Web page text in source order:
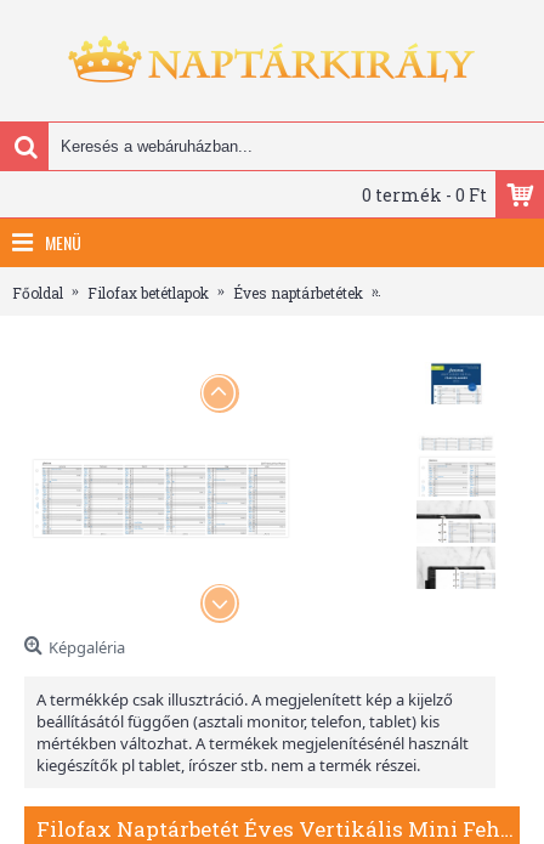
0 termék - 0 Ft
MENÜ
Főoldal Filofax betétlapok Éves naptárbetétek
Képgaléria
A termékkép csak illusztráció. A megjelenített kép a kijelző
beállításától függően (asztali monitor, telefon, tablet) kis
mértékben változhat. A termékek megjelenítésénél használt
kiegészítők pl tablet, írószer stb. nem a termék részei.
Filofax Naptárbetét Éves Vertikális Mini Fehér 2027